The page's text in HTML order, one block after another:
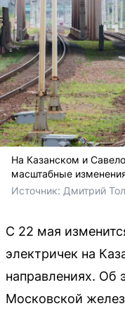
На Казанском и
масштабные
Источник: Дмитрий
С 22 мая
электричек на
направлениях. Об
Московской